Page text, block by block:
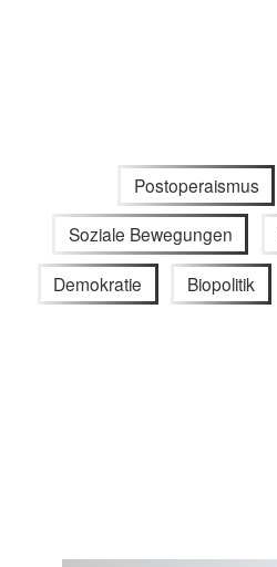
Postoperaismus
Soziale Bewegungen
Demokratie Biopolitik